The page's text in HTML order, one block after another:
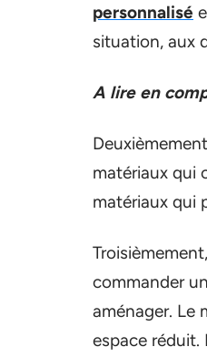
personnalisé
situation, aux
A lire en
matériaux qui
matériaux qui
commander
aménager. Le
espace réduit.